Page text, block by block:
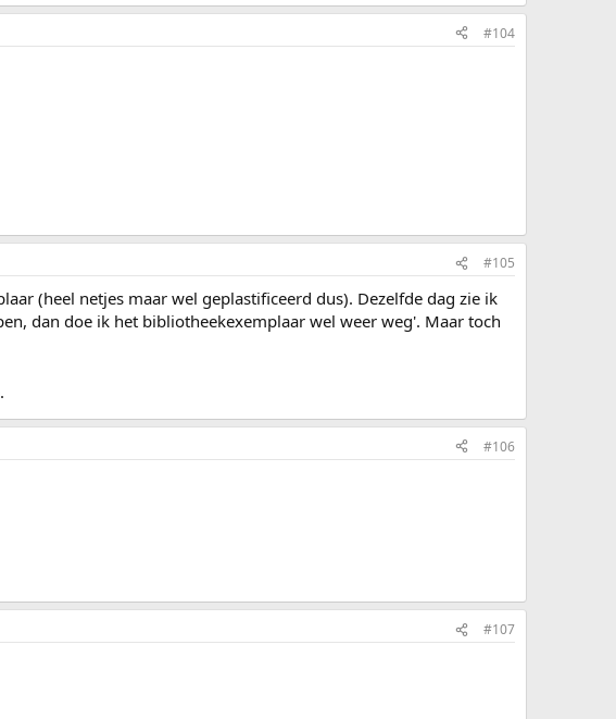
#104
#105
(heel netjes maar wel geplastificeerd dus). Dezelfde dag zie ik
dan doe ik het bibliotheekexemplaar wel weer weg'. Maar toch
#106
#107